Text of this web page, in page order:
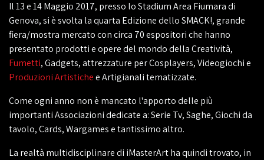
Il 13 e 14 Maggio 2017, presso lo Stadium Area Fiumara di
Genova, si è svolta la quarta Edizione dello SMACK!, grande
fiera/mostra mercato con circa 70 espositori che hanno
presentato prodotti e opere del mondo della Creatività,
Fumetti, Gadgets, attrezzature per Cosplayers, Videogiochi e
Produzioni Artistichee Artigianali tematizzate.
Come ogni anno non è mancato l'apporto delle più
importanti Associazioni dedicate a: Serie Tv, Saghe, Giochi da
tavolo, Cards, Wargames e tantissimo altro.
La realtà multidisciplinare di iMasterArt ha quindi trovato, in